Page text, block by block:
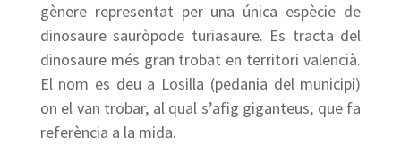
gènere representat per una única espècie de
dinosaure sauròpode turiasaure. Es tracta del
dinosaure més gran trobat en territori valencià.
El nom es deu a Losilla (pedania del municipi)
on el van trobar, al qual s’afig giganteus, que fa
referència a la mida.